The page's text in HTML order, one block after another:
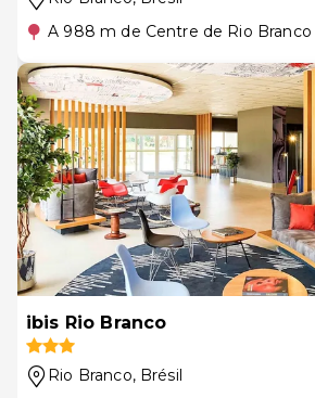
A 988 m de Centre de Rio Branco
ibis Rio Branco
Rio Branco, Brésil